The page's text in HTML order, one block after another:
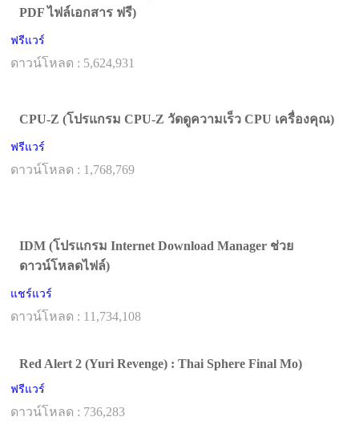
PDF ไฟล์เอกสาร ฟรี)
ฟรีแวร์
ดาวน์โหลด : 5,624,931
CPU-Z (โปรแกรม CPU-Z วัดดูความเร็ว CPU เครื่องคุณ)
ฟรีแวร์
ดาวน์โหลด : 1,768,769
IDM (โปรแกรม Internet Download Manager ช่วย
ดาวน์โหลดไฟล์)
แชร์แวร์
ดาวน์โหลด : 11,734,108
Red Alert 2 (Yuri Revenge) : Thai Sphere Final Mo)
ฟรีแวร์
ดาวน์โหลด : 736,283